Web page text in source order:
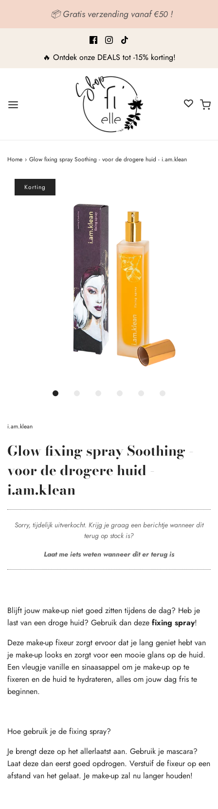
📦 Gratis verzending vanaf €50 !
🔥 Ontdek onze DEALS tot -15% korting!
Home › Glow fixing spray Soothing - voor de drogere huid - i.am.klean
Korting
i.am.klean
Glow fixing spray Soothing -
voor de drogere huid -
i.am.klean
Sorry, tijdelijk uitverkocht. Krijg je graag een berichtje wanneer dit
terug op stock is?
Laat me iets weten wanneer dit er terug is
Blijft jouw make-up niet goed zitten tijdens de dag? Heb je
last van een droge huid? Gebruik dan deze fixing spray!
Deze make-up fixeur zorgt ervoor dat je lang geniet hebt van
je make-up looks en zorgt voor een mooie glans op de huid.
Een vleugje vanille en sinaasappel om je make-up op te
fixeren en de huid te hydrateren, alles om jouw dag fris te
beginnen.
Hoe gebruik je de fixing spray?
Je brengt deze op het allerlaatst aan. Gebruik je mascara?
Laat deze dan eerst goed opdrogen. Verstuif de fixeur op een
afstand van het gelaat. Je make-up zal nu langer houden!